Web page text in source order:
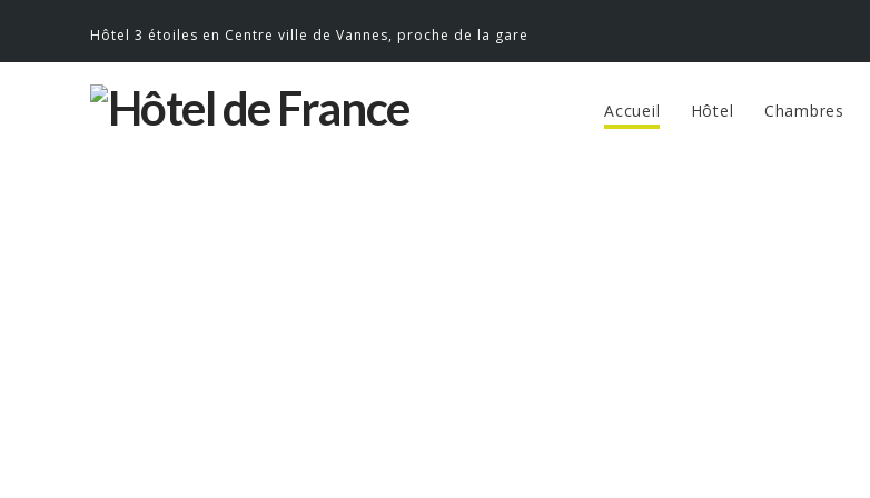
Hôtel 3 étoiles en Centre ville de Vannes, proche de la gare
Accueil Hôtel Chambres